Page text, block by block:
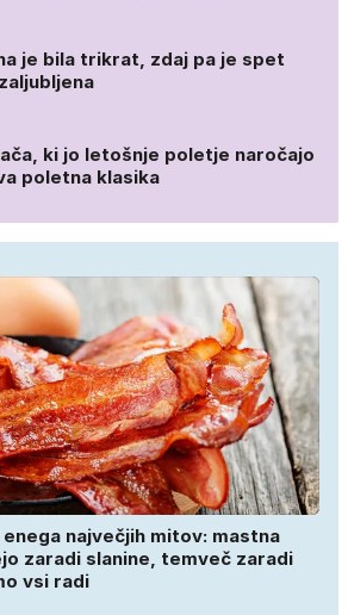
je bila trikrat, zdaj pa je spet
ki jo letošnje poletje naročajo
poletna klasika
največjih mitov: mastna
zaradi slanine, temveč zaradi
vsi radi